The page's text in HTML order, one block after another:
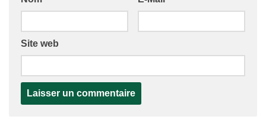
Site web